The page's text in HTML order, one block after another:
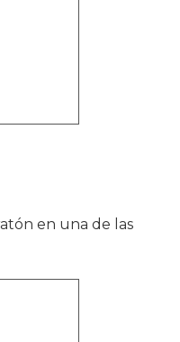
en una de las